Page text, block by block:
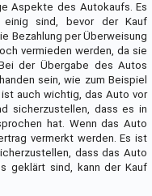
Aspekte des Autokaufs. Es
sind, bevor der Kauf
Bezahlung per Überweisung
vermieden werden, da sie
der Übergabe des Autos
sein, wie zum Beispiel
auch wichtig, das Auto vor
sicherzustellen, dass es in
hat. Wenn das Auto
vermerkt werden. Es ist
dass das Auto
geklärt sind, kann der Kauf